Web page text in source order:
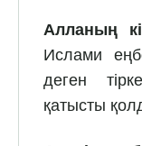
Алланың
Ислами
деген
қатысты